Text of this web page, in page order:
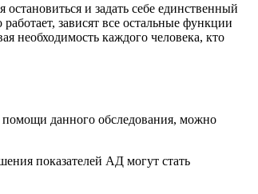
и задать себе единственный
зависят все остальные функции
необходимость каждого человека, кто
данного обследования, можно
показателей АД могут стать